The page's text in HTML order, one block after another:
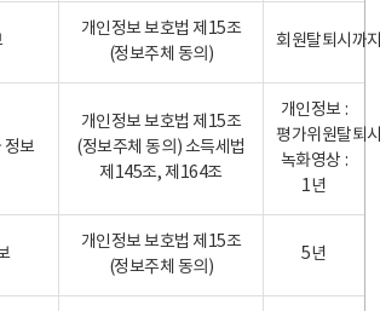
개인정보 보호법 제15조
(정보주체 동의)
회원탈퇴시까
정보
개인정보 보호법 제15조
(정보주체 동의) 소득세법
제145조, 제164조
개인정보 :
평가위원탈퇴
녹화영상 :
1년
개인정보 보호법 제15조
(정보주체 동의)
5년